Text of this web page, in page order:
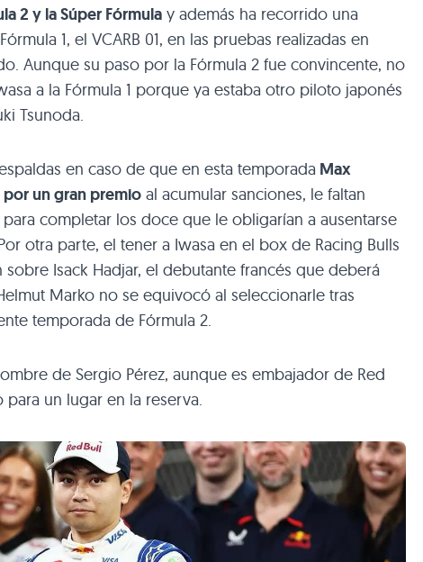
2 y la Súper Fórmula y además ha recorrido una
1, el VCARB 01, en las pruebas realizadas en
Aunque su paso por la Fórmula 2 fue convincente, no
a la Fórmula 1 porque ya estaba otro piloto japonés
Tsunoda.
en caso de que en esta temporada Max
un gran premio al acumular sanciones, le faltan
completar los doce que le obligarían a ausentarse
otra parte, el tener a Iwasa en el box de Racing Bulls
Isack Hadjar, el debutante francés que deberá
Marko no se equivocó al seleccionarle tras
temporada de Fórmula 2.​
de Sergio Pérez, aunque es embajador de Red
un lugar en la reserva.